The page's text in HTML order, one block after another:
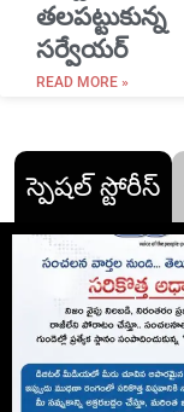
తలపట్టుకున్న
సర్వేయర్
READ MORE »
స్పెషల్ స్టోరీస్